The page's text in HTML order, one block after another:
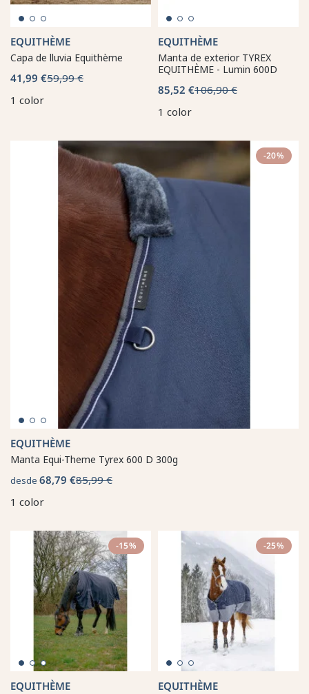
EQUITHÈME
Capa de lluvia Equithème
41,99 €59,99 €
1 color
EQUITHÈME
Manta de exterior TYREX
EQUITHÈME - Lumin 600D
85,52 €106,90 €
1 color
-20%
EQUITHÈME
Manta Equi-Theme Tyrex 600 D 300g
desde 68,79 €85,99 €
1 color
-15%
EQUITHÈME
-25%
EQUITHÈME